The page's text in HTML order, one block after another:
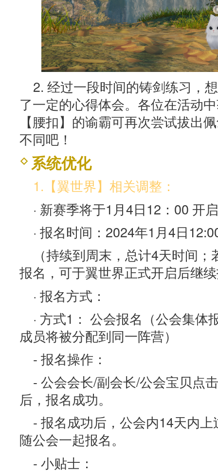
2. 经过一段时间的铸剑练习，
了一定的心得体会。各位在活动
【腰扣】的谕霸可再次尝试拔出
不同吧！
系统优化
1.【翼世界】相关调整：
· 新赛季将于1月4日12：00 开
· 报名时间：2024年1月4日
（持续到周末，总计4天时间
报名，可于翼世界正式开启后继
· 报名方式：
· 方式1： 公会报名（公会集体
成员将被分配到同一阵营）
- 报名操作：
- 公会会长/副会长/公会宝贝点
后，报名成功。
- 报名成功后，公会内14天内
随公会一起报名。
- 小贴士：